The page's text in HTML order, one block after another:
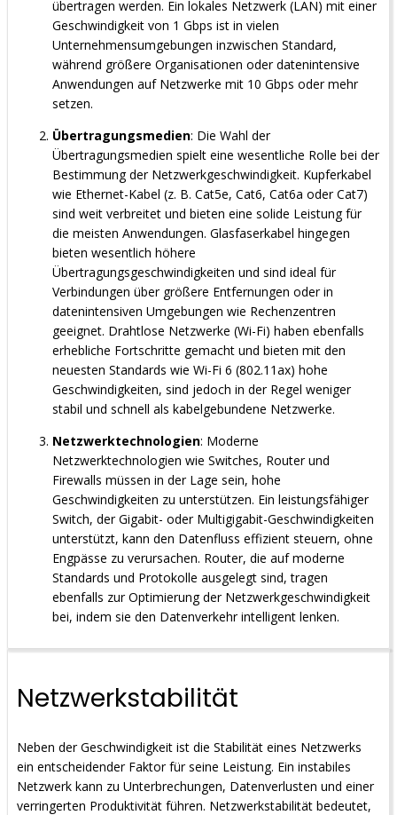
übertragen werden. Ein lokales Netzwerk (LAN) mit einer
Geschwindigkeit von 1 Gbps ist in vielen
Unternehmensumgebungen inzwischen Standard,
während größere Organisationen oder datenintensive
Anwendungen auf Netzwerke mit 10 Gbps oder mehr
setzen.
Übertragungsmedien: Die Wahl der
Übertragungsmedien spielt eine wesentliche Rolle bei der
Bestimmung der Netzwerkgeschwindigkeit. Kupferkabel
wie Ethernet-Kabel (z. B. Cat5e, Cat6, Cat6a oder Cat7)
sind weit verbreitet und bieten eine solide Leistung für
die meisten Anwendungen. Glasfaserkabel hingegen
bieten wesentlich höhere
Übertragungsgeschwindigkeiten und sind ideal für
Verbindungen über größere Entfernungen oder in
datenintensiven Umgebungen wie Rechenzentren
geeignet. Drahtlose Netzwerke (Wi-Fi) haben ebenfalls
erhebliche Fortschritte gemacht und bieten mit den
neuesten Standards wie Wi-Fi 6 (802.11ax) hohe
Geschwindigkeiten, sind jedoch in der Regel weniger
stabil und schnell als kabelgebundene Netzwerke.
Netzwerktechnologien: Moderne
Netzwerktechnologien wie Switches, Router und
Firewalls müssen in der Lage sein, hohe
Geschwindigkeiten zu unterstützen. Ein leistungsfähiger
Switch, der Gigabit- oder Multigigabit-Geschwindigkeiten
unterstützt, kann den Datenfluss effizient steuern, ohne
Engpässe zu verursachen. Router, die auf moderne
Standards und Protokolle ausgelegt sind, tragen
ebenfalls zur Optimierung der Netzwerkgeschwindigkeit
bei, indem sie den Datenverkehr intelligent lenken.
Netzwerkstabilität
Neben der Geschwindigkeit ist die Stabilität eines Netzwerks
ein entscheidender Faktor für seine Leistung. Ein instabiles
Netzwerk kann zu Unterbrechungen, Datenverlusten und einer
verringerten Produktivität führen. Netzwerkstabilität bedeutet,